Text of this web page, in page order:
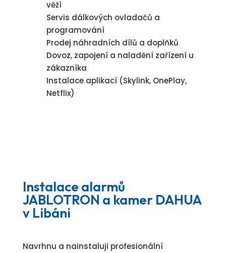
věží
Servis dálkových ovladačů a
programování
Prodej náhradních dílů a doplňků
Dovoz, zapojení a naladění zařízení u
zákazníka
Instalace aplikací (Skylink, OnePlay,
Netflix)
Instalace alarmů
JABLOTRON a kamer DAHUA
v Libáni
Navrhnu a nainstaluji profesionální